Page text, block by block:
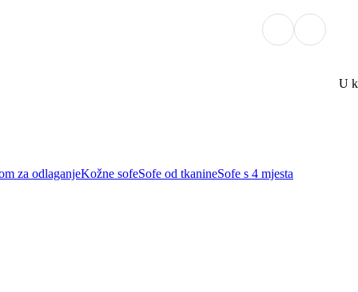
U
za odlaganjeKožne sofeSofe od tkanineSofe s 4 mjesta